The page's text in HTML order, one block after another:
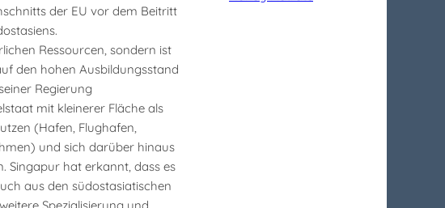
der EU vor dem Beitritt
Ressourcen, sondern ist
den hohen Ausbildungsstand
Regierung
mit kleinerer Fläche als
(Hafen, Flughafen,
und sich darüber hinaus
Singapur hat erkannt, dass es
aus den südostasiatischen